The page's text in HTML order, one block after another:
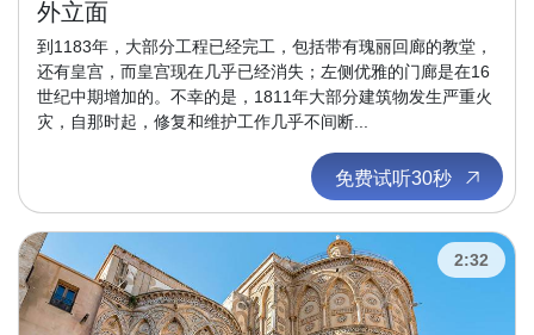
外立面
到1183年，大部分工程已经完工，包括带有瑰丽回廊的教堂，
还有皇宫，而皇宫现在几乎已经消失；左侧优雅的门廊是在16
世纪中期增加的。不幸的是，1811年大部分建筑物发生严重火
灾，自那时起，修复和维护工作几乎不间断...
免费试听30秒
2:32